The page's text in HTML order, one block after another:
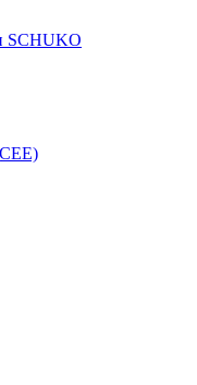
SCHUKO